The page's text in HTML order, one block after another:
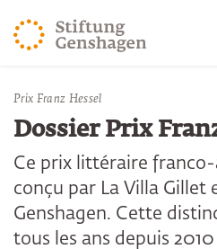
REVENIR AU CONTENU
REVENIR À LA RECHERCHE
Vous êtes ici:
Accueil Publications
Prix Franz Hessel
Dossier Prix
Ce prix littéraire
conçu par La Villa Gillet
Genshagen. Cette
tous les ans depuis